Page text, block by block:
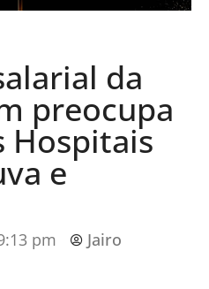
da
preocupa
Hospitais
e
pm Jairo